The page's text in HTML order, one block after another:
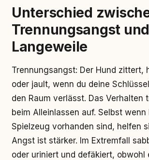
Unterschied
Trennungsangst und
Langeweile
Trennungsangst: Der Hund zittert,
oder jault, wenn du deine
den Raum verlässt. Das Verhalten
beim Alleinlassen auf. Selbst
Spielzeug vorhanden sind, helfen
Angst ist stärker. Im Extremfall
oder uriniert und defäkiert, obwohl